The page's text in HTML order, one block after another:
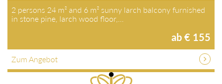
2 persons 24 m² and 6 m² sunny larch balcony furnished
in stone pine, larch wood floor,…
ab € 155
Zum Angebot